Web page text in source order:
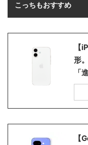
こっちもおすすめ
【
形
「
【